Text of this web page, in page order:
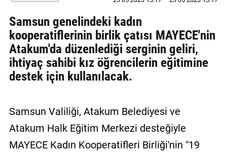
Künye
İletişim
Gizlilik
Sözleşmesi
Sözleşmesi
Samsun genelindeki kadın
kooperatiflerinin birlik çatısı MAYECE'nin
Atakum'da düzenlediği serginin geliri,
ihtiyaç sahibi kız öğrencilerin eğitimine
destek için kullanılacak.
Samsun Valiliği, Atakum Belediyesi ve
Atakum Halk Eğitim Merkezi desteğiyle
MAYECE Kadın Kooperatifleri Birliği'nin "19